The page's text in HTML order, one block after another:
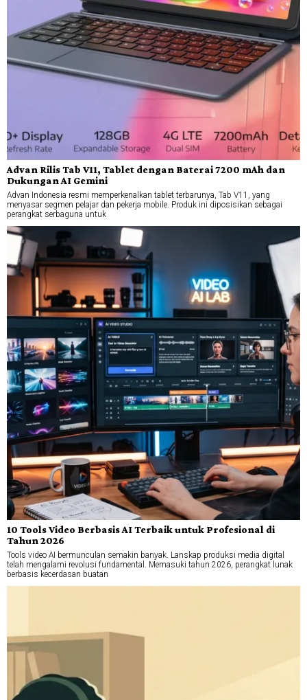
Advan Rilis Tab V11, Tablet dengan Baterai 7200 mAh dan
Dukungan AI Gemini
Advan Indonesia resmi memperkenalkan tablet terbarunya, Tab V11, yang
menyasar segmen pelajar dan pekerja mobile. Produk ini diposisikan sebagai
perangkat serbaguna untuk
10 Tools Video Berbasis AI Terbaik untuk Profesional di
Tahun 2026
Tools video AI bermunculan semakin banyak. Lanskap produksi media digital
telah mengalami revolusi fundamental. Memasuki tahun 2026, perangkat lunak
berbasis kecerdasan buatan